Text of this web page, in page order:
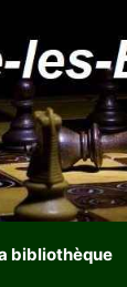
bibliothèque